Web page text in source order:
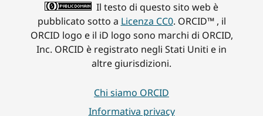
Il testo di questo sito web è
pubblicato sotto a Licenza CC0. ORCID™ , il
ORCID logo e il iD logo sono marchi di ORCID,
Inc. ORCID è registrato negli Stati Uniti e in
altre giurisdizioni.
Chi siamo ORCID
Informativa privacy